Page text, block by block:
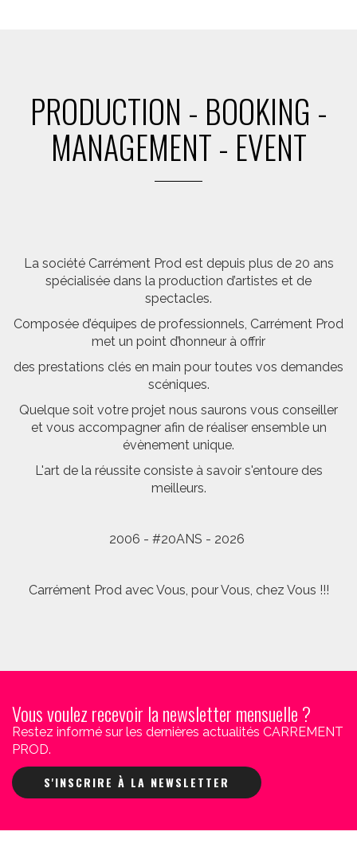
PRODUCTION - BOOKING -
MANAGEMENT - EVENT
La société Carrément Prod est depuis plus de 20 ans
spécialisée dans la production d’artistes et de
spectacles.
Composée d’équipes de professionnels, Carrément Prod
met un point d’honneur à offrir
des prestations clés en main pour toutes vos demandes
scéniques.
Quelque soit votre projet nous saurons vous conseiller
et vous accompagner afin de réaliser ensemble un
évènement unique.
L'art de la réussite consiste à savoir s'entoure des
meilleurs.
2006 - #20ANS - 2026
Carrément Prod avec Vous, pour Vous, chez Vous !!!
Vous voulez recevoir la newsletter mensuelle ?
Restez informé sur les dernières actualités CARREMENT
PROD.
S'INSCRIRE À LA NEWSLETTER